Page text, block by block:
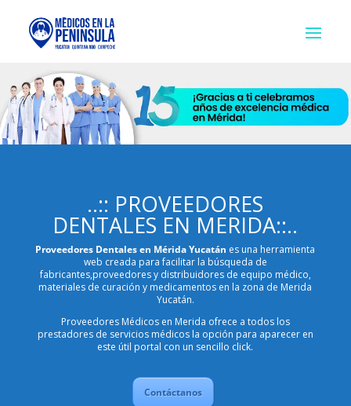
..:: PROVEEDORES
DENTALES EN MERIDA::..
Proveedores Dentales en Mérida Yucatán es una herramienta
web creada para facilitar la búsqueda de
fabricantes,proveedores y distribuidores de equipo médico,
materiales de curación y medicamentos en la zona de Merida
Yucatán.
Proveedores Médicos en Merida ofrece a todos los
prestadores de servicios médicos la opción para aparecer en
este útil portal con un sencillo click.
Contáctanos